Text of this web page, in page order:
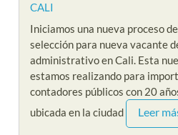
CALI
Iniciamos una nueva proceso
selección para nueva vacante
administrativo en Cali. Esta
estamos realizando para
contadores públicos con 20
ubicada en la ciudad
Leer